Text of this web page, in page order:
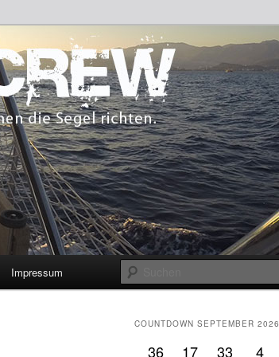
Impressum
COUNTDOWN SEPTEMBER 2026
36 17 33 4